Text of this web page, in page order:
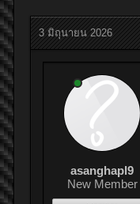
3 มิถุนายน 2026
asanghapl9
New Member